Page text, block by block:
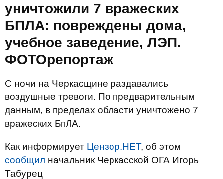
уничтожили 7 вражеских
БПЛА: повреждены дома,
учебное заведение, ЛЭП.
ФОТОрепортаж
С ночи на Черкасщине раздавались
воздушные тревоги. По предварительным
данным, в пределах области уничтожено 7
вражеских БпЛА.
Как информирует Цензор.НЕТ, об этом
сообщил начальник Черкасской ОГА Игорь
Табурец